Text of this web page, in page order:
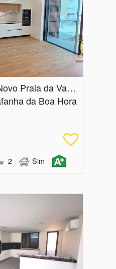
Apartamento T2 Novo Praia da Vagueira
da Boa Hora
2 Sim